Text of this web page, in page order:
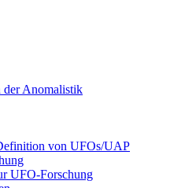
der Anomalistik
von UFOs/UAP
UFO-Forschung